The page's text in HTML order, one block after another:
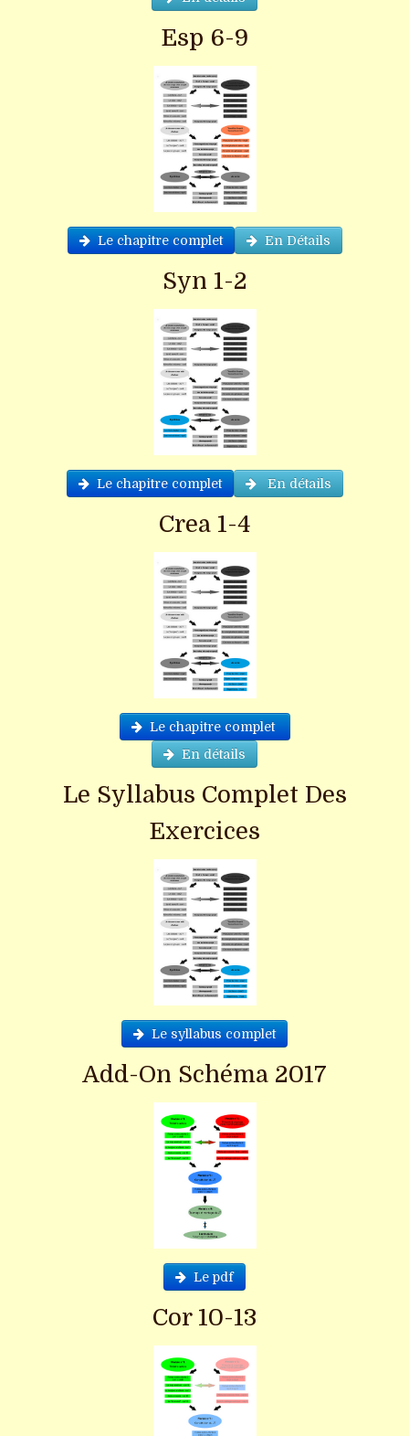
Esp 6-9
Le chapitre complet En Détails
Syn 1-2
Le chapitre complet En détails
Crea 1-4
Le chapitre complet
En détails
Le Syllabus Complet Des
Exercices
Le syllabus complet
Add-On Schéma 2017
Le pdf
Cor 10-13